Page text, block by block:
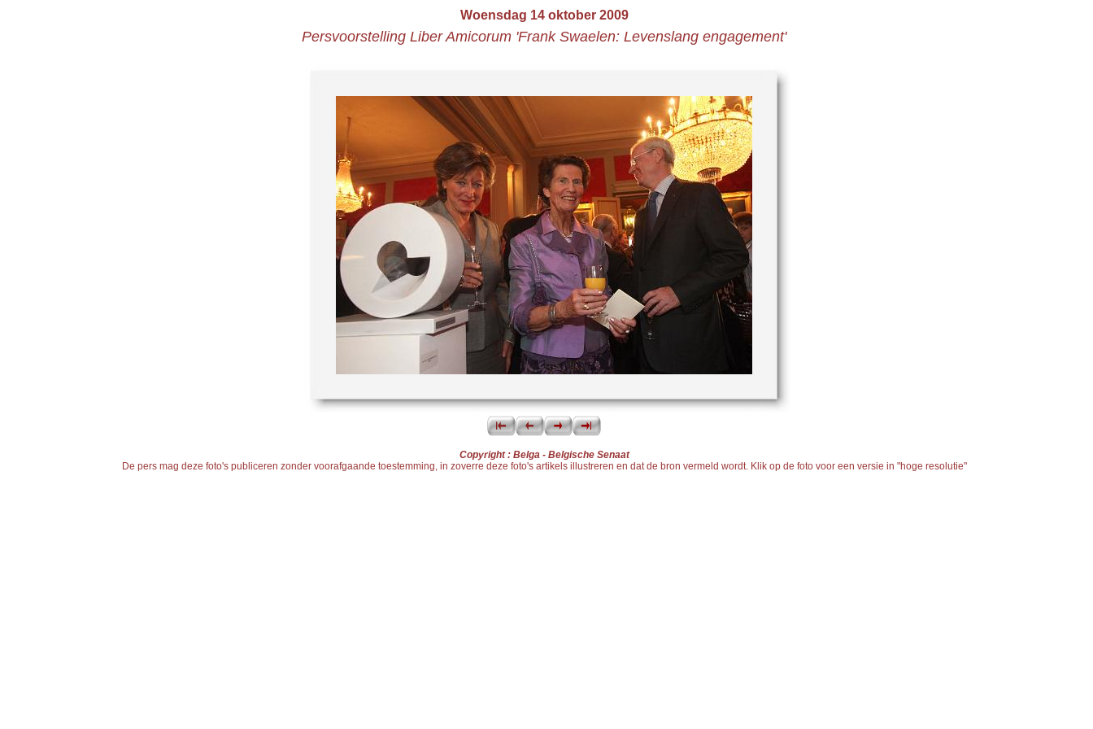
Woensdag 14 oktober 2009
Persvoorstelling Liber Amicorum 'Frank Swaelen: Levenslang engagement'
Copyright : Belga - Belgische Senaat
De pers mag deze foto's publiceren zonder voorafgaande toestemming, in zoverre deze foto's artikels illustreren en dat de bron vermeld wordt. Klik op de foto voor een versie in "hoge resolutie"